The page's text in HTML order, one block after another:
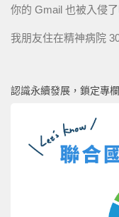
你的 Gmail 也被入侵
我朋友住在精神病院
認識永續發展，鎖定專欄